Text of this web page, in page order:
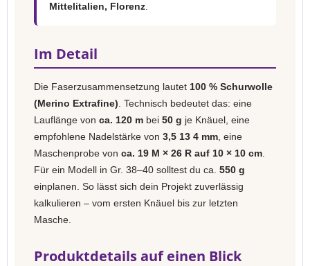
Mittelitalien, Florenz
Im Detail
Die Faserzusammensetzung lautet 100 % Schurwolle
(Merino Extrafine) . Technisch bedeutet das: eine
Lauflänge von ca. 120 m bei 50 g je Knäuel, eine
empfohlene Nadelstärke von 3,5 13 4 mm , eine
Maschenprobe von ca. 19 M × 26 R auf 10 × 10 cm
Für ein Modell in Gr. 38–40 solltest du ca. 550 g
einplanen. So lässt sich dein Projekt zuverlässig
kalkulieren – vom ersten Knäuel bis zur letzten
Masche.
Produktdetails auf einen Blick